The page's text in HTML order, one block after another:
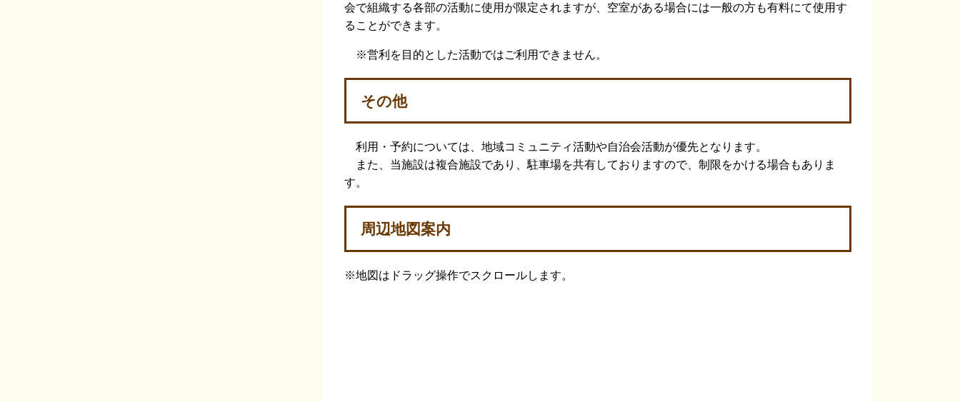
会で組織する各部の活動に使用が限定されますが、空室がある場合には一般の方も有料にて使用す
ることができます。
※営利を目的とした活動ではご利用できません。
その他
利用・予約については、地域コミュニティ活動や自治会活動が優先となります。
また、当施設は複合施設であり、駐車場を共有しておりますので、制限をかける場合もありま
す。
周辺地図案内
※地図はドラッグ操作でスクロールします。